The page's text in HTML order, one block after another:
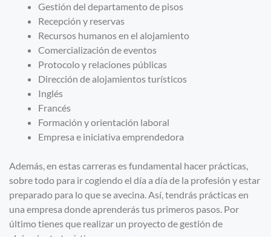
Gestión del departamento de pisos
Recepción y reservas
Recursos humanos en el alojamiento
Comercialización de eventos
Protocolo y relaciones públicas
Dirección de alojamientos turísticos
Inglés
Francés
Formación y orientación laboral
Empresa e iniciativa emprendedora
Además, en estas carreras es fundamental hacer prácticas,
sobre todo para ir cogiendo el día a día de la profesión y estar
preparado para lo que se avecina. Así, tendrás prácticas en
una empresa donde aprenderás tus primeros pasos. Por
último tienes que realizar un proyecto de gestión de